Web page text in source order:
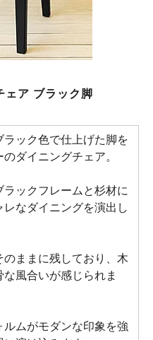
ェア ブラック脚
ック色で仕上げた脚を
ダイニングチェア。
ックフレームと杉材に
なダイニングを演出し
ままに残しており、木
風合いが感じられま
ムがモダンな印象を強